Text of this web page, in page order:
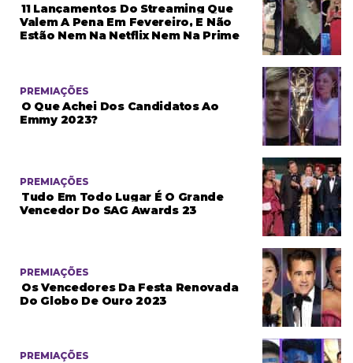
11 Lançamentos Do Streaming Que
Valem A Pena Em Fevereiro, E Não
Estão Nem Na Netflix Nem Na Prime
PREMIAÇÕES
O Que Achei Dos Candidatos Ao
Emmy 2023?
PREMIAÇÕES
Tudo Em Todo Lugar É O Grande
Vencedor Do SAG Awards 23
PREMIAÇÕES
Os Vencedores Da Festa Renovada
Do Globo De Ouro 2023
PREMIAÇÕES